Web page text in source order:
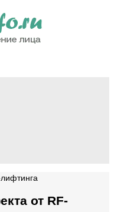
от RF-